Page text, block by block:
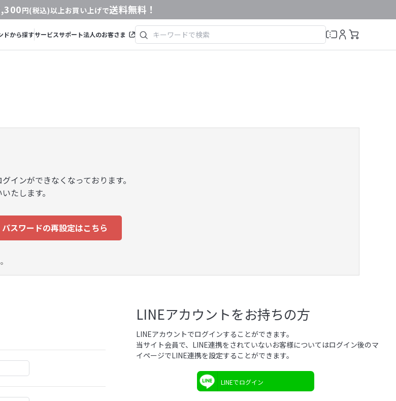
円(税込)以上お買い上げで送料無料！
ドから探すサービスサポート法人のお客さま
インができなくなっております。
たします。
パスワードの再設定はこちら
LINEアカウントをお持ちの方
LINEアカウントでログインすることができます。
当サイト会員で、LINE連携をされていないお客様についてはログイン後のマ
イページでLINE連携を設定することができます。
LINEでログイン